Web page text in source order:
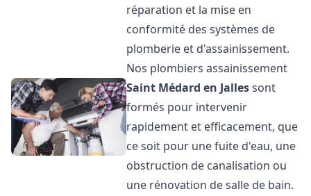
réparation et la mise en
conformité des systèmes de
plomberie et d'assainissement.
Nos plombiers assainissement
Saint Médard en Jallessont
formés pour intervenir
rapidement et efficacement, que
ce soit pour une fuite d'eau, une
obstruction de canalisation ou
une rénovation de salle de bain.